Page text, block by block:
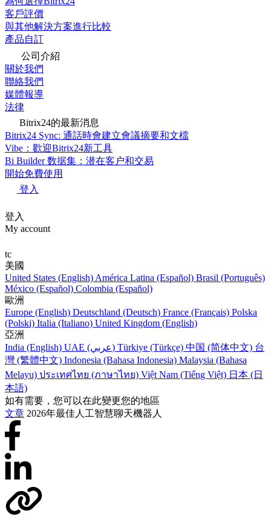
客戶評價
與其他解決方案進行比較
產品自訂
公司介紹
關於我們
聯絡我們
媒體報導
法律
Bitrix24的最新消息
Bitrix24 Sync: 通話時會建立會議摘要和文檔
Vibe：歡迎Bitrix24新工具
Bi Builder 数据集：潜在客户和交易
開始免費使用
登入
登入
My account
tc
美國
United States (English) América Latina (Español) Brasil (Português)
México (Español) Colombia (Español)
歐洲
Europe (English) Deutschland (Deutsch) France (Français) Polska
(Polski) Italia (Italiano) United Kingdom (English)
亞洲
India (English)
UAE (عربي) Türkiye (Türkçe) 中国 (简体中文) 台
灣 (繁體中文) Indonesia (Bahasa Indonesia) Malaysia (Bahasa
Melayu) ประเทศไทย (ภาษาไทย) Việt Nam (Tiếng Việt) 日本 (日
本語)
如有需要，您可以在此變更您的地區
文章 2026年最佳人工智慧聊天機器人